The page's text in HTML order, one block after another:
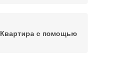
Квартира с помощью